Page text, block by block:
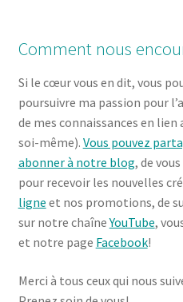
Comment nous
Si le cœur vous en dit, vous
poursuivre ma passion pour
de mes connaissances en
soi-même). Vous pouvez
abonner à notre blog, de
pour recevoir les nouvelles
ligne et nos promotions, de
sur notre chaîneYouTube,
et notre page Facebook!
Merci à tous ceux qui nous